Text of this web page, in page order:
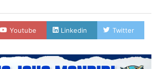
Youtube Linkedin Twitter